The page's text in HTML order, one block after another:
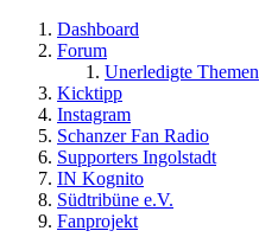
Dashboard
Forum
Unerledigte Themen
Kicktipp
Instagram
Schanzer Fan Radio
Supporters Ingolstadt
IN Kognito
Südtribüne e.V.
Fanprojekt